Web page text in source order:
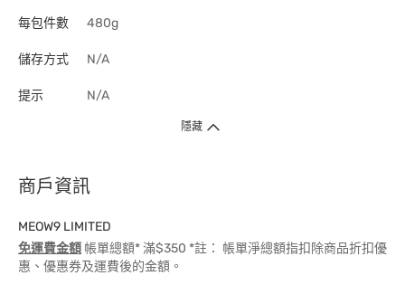
每包件數 480g
儲存方式 N/A
提示 N/A
隱藏
商戶資訊
MEOW9 LIMITED
免運費金額 帳單總額* 滿$350 *註： 帳單淨總額指扣除商品折扣優
惠、優惠券及運費後的金額。